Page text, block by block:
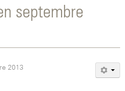
septembre
2013